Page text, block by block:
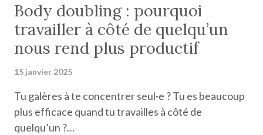
Body doubling : pourquoi
travailler à côté de quelqu’un
nous rend plus productif
15 janvier 2025
Tu galères à te concentrer seul·e ? Tu es beaucoup
plus efficace quand tu travailles à côté de
quelqu’un ?…